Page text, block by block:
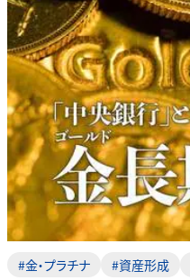
#金・プラチナ #資産形成